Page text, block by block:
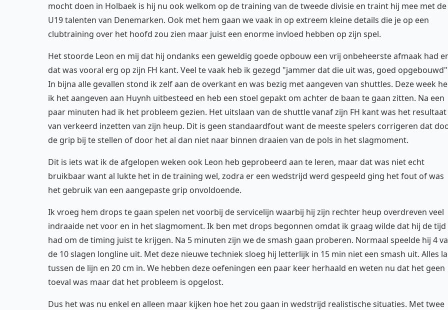
mocht doen in Holbaek is hij nu ook welkom op de training van de tweede divisie en traint hij mee met de
U19 talenten van Denemarken. Ook met hem gaan we vaak in op extreem kleine details die je op een
clubtraining over het hoofd zou zien maar juist een enorme invloed hebben op zijn spel.
Het stoorde Leon en mij dat hij ondanks een geweldig goede opbouw een vrij onbeheerste afmaak had
dat was vooral erg op zijn FH kant. Veel te vaak heb ik gezegd "jammer dat die uit was, goed
In bijna alle gevallen stond ik zelf aan de overkant en was bezig met aangeven van shuttles. Deze week
ik het aangeven aan Huynh uitbesteed en heb een stoel gepakt om achter de baan te gaan zitten. Na een
paar minuten had ik het probleem gezien. Het uitslaan van de shuttle vanaf zijn FH kant was het resultaat
van verkeerd inzetten van zijn heup. Dit is geen standaardfout want de meeste spelers corrigeren dat
de grip bij te stellen of door het al dan niet naar binnen draaien van de pols in het slagmoment.
Dit is iets wat ik de afgelopen weken ook Leon heb geprobeerd aan te leren, maar dat was niet echt
bruikbaar want al lukte het in de training wel, zodra er een wedstrijd werd gespeeld ging het fout of was
het gebruik van een aangepaste grip onvoldoende.
Ik vroeg hem drops te gaan spelen net voorbij de servicelijn waarbij hij zijn rechter heup overdreven veel
indraaide net voor en in het slagmoment. Ik ben met drops begonnen omdat ik graag wilde dat hij de tijd
had om de timing juist te krijgen. Na 5 minuten zijn we de smash gaan proberen. Normaal speelde hij 4
de 10 slagen longline uit. Met deze nieuwe techniek sloeg hij letterlijk in 15 min niet een smash uit. Alles
tussen de lijn en 20 cm in. We hebben deze oefeningen een paar keer herhaald en weten nu dat het geen
toeval was maar dat het probleem is opgelost.
Dus het was nu enkel en alleen maar kijken hoe het zou gaan in wedstrijd realistische situaties. Met twee